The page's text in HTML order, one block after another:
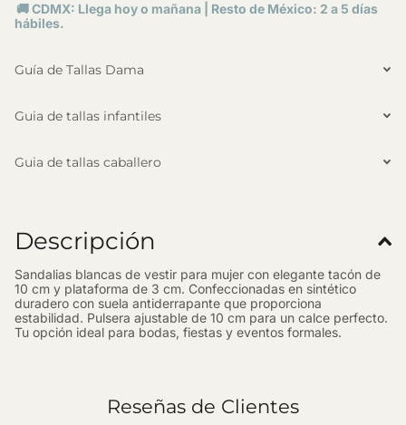
🚚 CDMX: Llega hoy o mañana | Resto de México: 2 a 5 días
hábiles.
Guía de Tallas Dama
Guia de tallas infantiles
Guia de tallas caballero
Descripción
Sandalias blancas de vestir para mujer con elegante tacón de
10 cm y plataforma de 3 cm. Confeccionadas en sintético
duradero con suela antiderrapante que proporciona
estabilidad. Pulsera ajustable de 10 cm para un calce perfecto.
Tu opción ideal para bodas, fiestas y eventos formales.
Reseñas de Clientes